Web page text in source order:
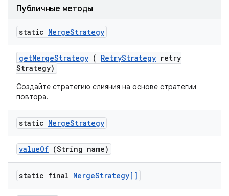
Публичные методы
static MergeStrategy
getMergeStrategy ( RetryStrategy retry
Strategy)
Создайте стратегию слияния на основе стратегии
повтора.
static MergeStrategy
valueOf (String name)
static final MergeStrategy[]